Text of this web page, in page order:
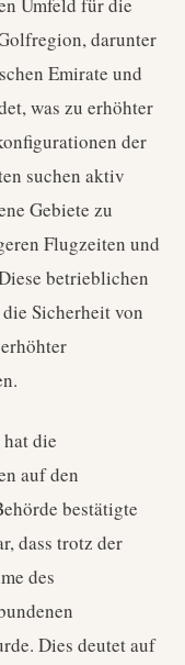
darunter
Emirate und
was zu erhöhter
der
suchen aktiv
Gebiete zu
Flugzeiten und
betrieblichen
Sicherheit von
die
auf den
bestätigte
dass trotz der
des
Dies deutet auf